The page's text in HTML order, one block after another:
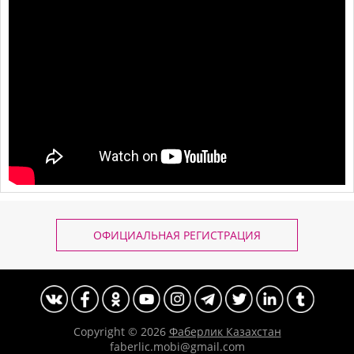
ОФИЦИАЛЬНАЯ РЕГИСТРАЦИЯ
Copyright © 2026 Фаберлик Казахстан
faberlic.mobi@gmail.com